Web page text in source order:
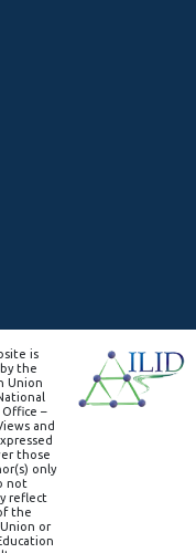
is
the
Union
Office –
and
those
only
not
reflect
the
or